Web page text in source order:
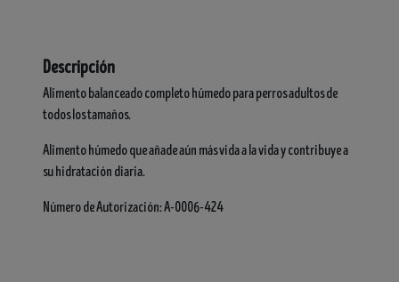
Descripción
Alimento balanceado completo húmedo para perros adultos de
todos los tamaños.
Alimento húmedo que añade aún más vida a la vida y contribuye a
su hidratación diaria.
Número de Autorización: A-0006-424